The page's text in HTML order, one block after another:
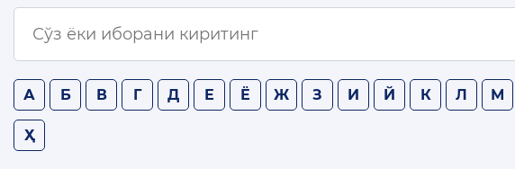
КОНСТИТУЦИЯГА КИРИТИЛГАН АСОСИЙ
КОНСТИТУЦИЯНИНГ МАЗМУН-МОҲИЯТИ
ҚЎЛЛАНМАЛАР
А Б В Г Д Е Ё Ж З И Й К Л М
Ҳ